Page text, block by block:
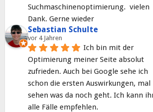
Suchmaschinenoptimierung.  vielen
Dank. Gerne wieder
Sebastian Schulte
vor 4 Jahren
Ich bin mit der
Optimierung meiner Seite absolut
zufrieden. Auch bei Google sehe ich
schon die ersten Auswirkungen, mal
sehen was da noch geht. Ich kann
alle Fälle empfehlen.